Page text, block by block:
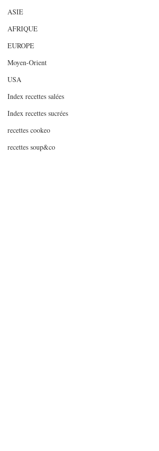
ASIE
AFRIQUE
EUROPE
Moyen-Orient
USA
Index recettes salées
Index recettes sucrées
recettes cookeo
recettes soup&co